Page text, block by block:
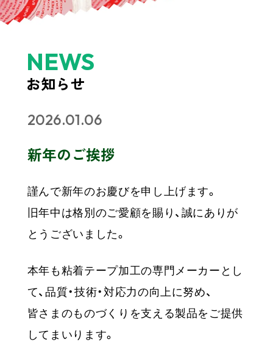
NEWS
お知らせ
2026.01.06
新年のご挨拶
謹んで新年のお慶びを申し上げます。
旧年中は格別のご愛顧を賜り、誠にありが
とうございました。
本年も粘着テープ加工の専門メーカーとし
て、品質・技術・対応力の向上に努め、
皆さまのものづくりを支える製品をご提供
してまいります。